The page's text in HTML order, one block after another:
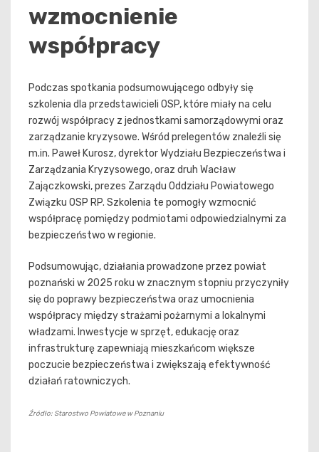
wzmocnienie
współpracy
Podczas spotkania podsumowującego odbyły się
szkolenia dla przedstawicieli OSP, które miały na celu
rozwój współpracy z jednostkami samorządowymi oraz
zarządzanie kryzysowe. Wśród prelegentów znaleźli się
m.in. Paweł Kurosz, dyrektor Wydziału Bezpieczeństwa i
Zarządzania Kryzysowego, oraz druh Wacław
Zajączkowski, prezes Zarządu Oddziału Powiatowego
Związku OSP RP. Szkolenia te pomogły wzmocnić
współpracę pomiędzy podmiotami odpowiedzialnymi za
bezpieczeństwo w regionie.
Podsumowując, działania prowadzone przez powiat
poznański w 2025 roku w znacznym stopniu przyczyniły
się do poprawy bezpieczeństwa oraz umocnienia
współpracy między strażami pożarnymi a lokalnymi
władzami. Inwestycje w sprzęt, edukację oraz
infrastrukturę zapewniają mieszkańcom większe
poczucie bezpieczeństwa i zwiększają efektywność
działań ratowniczych.
Źródło: Starostwo Powiatowe w Poznaniu